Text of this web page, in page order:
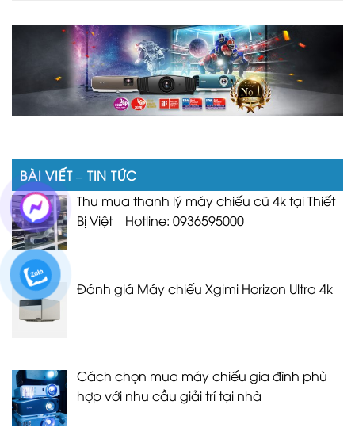
BÀI VIẾT – TIN TỨC
Thu mua thanh lý máy chiếu cũ 4k tại Thiết
Bị Việt – Hotline: 0936595000
Đánh giá Máy chiếu Xgimi Horizon Ultra 4k
Cách chọn mua máy chiếu gia đình phù
hợp với nhu cầu giải trí tại nhà